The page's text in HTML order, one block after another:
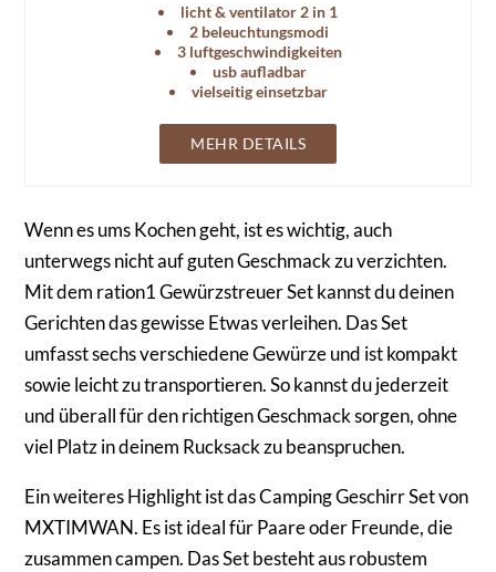
licht & ventilator 2 in 1
2 beleuchtungsmodi
3 luftgeschwindigkeiten
usb aufladbar
vielseitig einsetzbar
MEHR DETAILS
Wenn es ums Kochen geht, ist es wichtig, auch
unterwegs nicht auf guten Geschmack zu verzichten.
Mit dem ration1 Gewürzstreuer Set kannst du deinen
Gerichten das gewisse Etwas verleihen. Das Set
umfasst sechs verschiedene Gewürze und ist kompakt
sowie leicht zu transportieren. So kannst du jederzeit
und überall für den richtigen Geschmack sorgen, ohne
viel Platz in deinem Rucksack zu beanspruchen.
Ein weiteres Highlight ist das Camping Geschirr Set von
MXTIMWAN. Es ist ideal für Paare oder Freunde, die
zusammen campen. Das Set besteht aus robustem